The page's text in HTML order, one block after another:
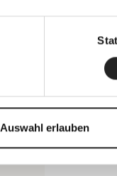
Auswahl erlauben